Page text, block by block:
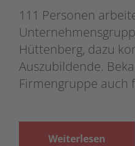
111 Personen
Hüttenberg, dazu
Auszubildende.
Firmengruppe auch
Weiterlesen